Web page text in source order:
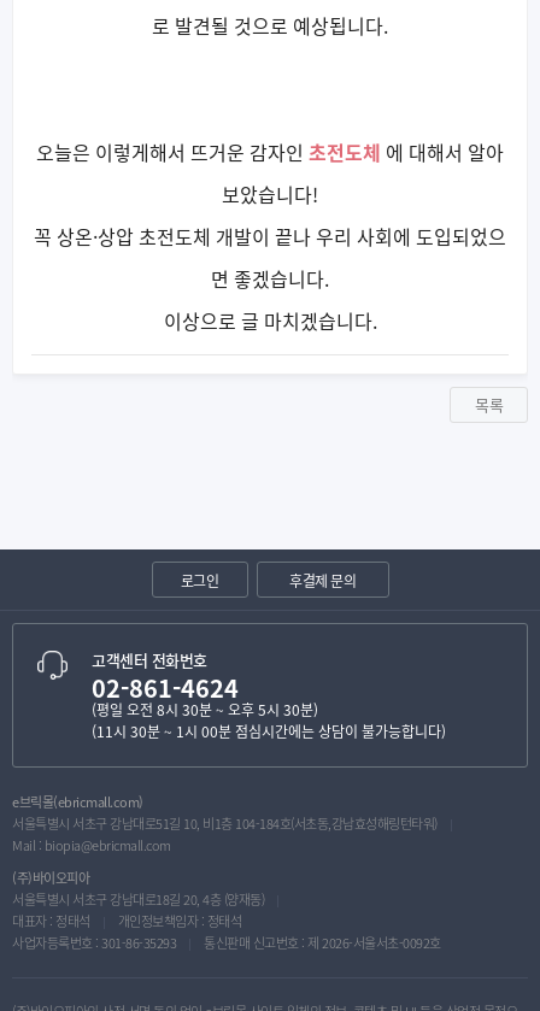
로 발견될 것으로 예상됩니다.
오늘은 이렇게해서 뜨거운 감자인 초전도체 에 대해서 알아
보았습니다!
꼭 상온·상압 초전도체 개발이 끝나 우리 사회에 도입되었으
면 좋겠습니다.
이상으로 글 마치겠습니다.
목록
로그인 후결제 문의
고객센터 전화번호
02-861-4624
(평일 오전 8시 30분 ~ 오후 5시 30분)
(11시 30분 ~ 1시 00분 점심시간에는 상담이 불가능합니다)
e브릭몰(ebricmall.com)
서울특별시 서초구 강남대로51길 10, 비1층 104-184호(서초동,강남효성해링턴타워)
Mail : biopia@ebricmall.com
(주)바이오피아
서울특별시 서초구 강남대로18길 20, 4층 (양재동)
대표자 : 정태석
개인정보책임자 : 정태석
사업자등록번호 : 301-86-35293
통신판매 신고번호 : 제 2026-서울서초-0092호